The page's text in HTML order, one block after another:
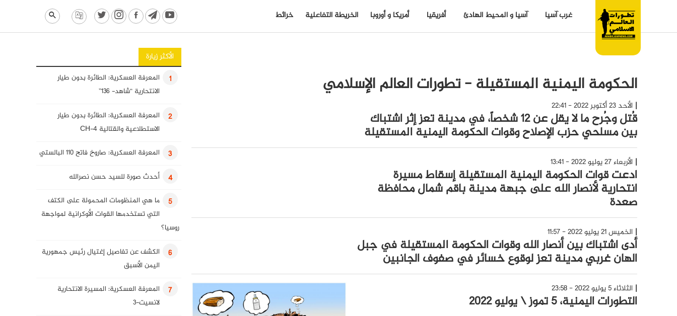
غرب آسيا آسيا و المحيط الهادئ أفريقيا أمريكا و أوروبا الخريطة التفاعلية خرائط
الحكومة اليمنية المستقيلة - تطورات العالم الإسلامي
الأحد 23 أكتوبر 2022 - 22:41
قُتل وجُرح ما لا يقل عن 12 شخصاً، في مدينة تعز إثر اشتباك
بين مسلحي حزب الإصلاح وقوات الحكومة اليمنية المستقيلة
الأربعاء 27 يوليو 2022 - 13:41
ادعت قوات الحكومة اليمنية المستقيلة إسقاط مسيرة
انتحارية لأنصار الله على جبهة مدينة باقم شمال محافظة
صعدة
الخميس 21 يوليو 2022 - 11:57
أدى اشتباك بين أنصار الله وقوات الحكومة المستقيلة في جبل
الهان غربي مدينة تعز لوقوع خسائر في صفوف الجانبين
الثلاثاء 5 يوليو 2022 - 23:58
التطورات اليمنية، 5 تموز \ يوليو 2022
الأكثر زيارة
1
المعرفة العسكرية: الطائرة بدون طيار
الانتحارية “شاهد- 136”
2
المعرفة العسكرية: الطائرة بدون طيار
الاستطلاعية والقتالية CH-4
3 المعرفة العسكرية: صاروخ فاتح 110 البالستي
4 أحدث صورة للسيد حسن نصرالله
5
ما هي المنظومات المحمولة على الكتف
التي تستخدمها القوات الأوكرانية لمواجهة
روسيا؟
6
الكشف عن تفاصيل إغتيال رئيس جمهورية
اليمن الأسبق
7
المعرفة العسكرية: المسيرة الانتحارية
لانسيت-3